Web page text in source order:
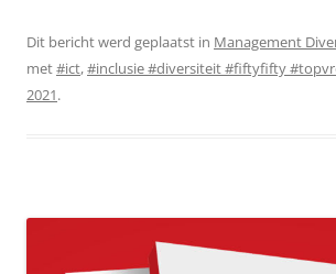
Dit bericht werd geplaatst in Management
met#ict,#inclusie #diversiteit #fiftyfifty
2021.